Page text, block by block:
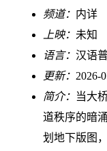
频道： 内详
上映： 未知
语言： 汉语
更新： 2026-
简介： 当大
道秩序的暗
划地下版图